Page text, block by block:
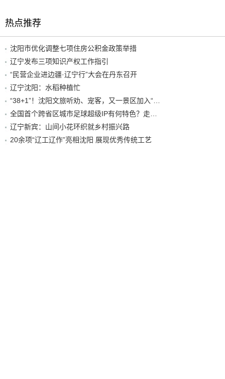
热点推荐
沈阳市优化调整七项住房公积金政策举措
辽宁发布三项知识产权工作指引
“民营企业进边疆·辽宁行”大会在丹东召开
辽宁沈阳：水稻种植忙
“38+1”！沈阳文旅听劝、宠客，又一景区加入“东北超”优惠名单！
全国首个跨省区城市足球超级IP有何特色？走进沈阳现场去看看
辽宁新宾：山间小花环织就乡村振兴路
20余项“辽工辽作”亮相沈阳 展现优秀传统工艺